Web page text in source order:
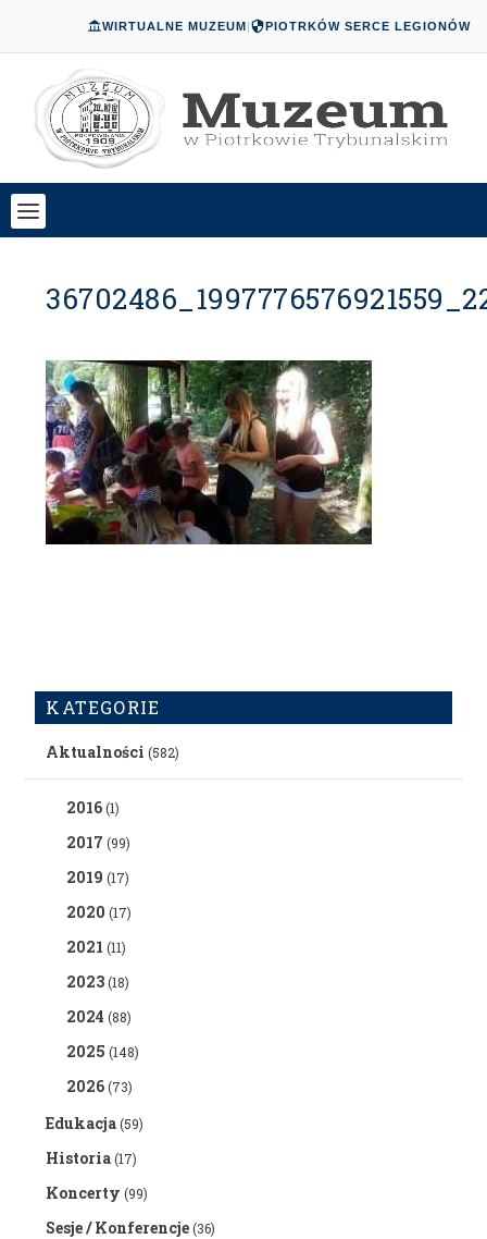
WIRTUALNE MUZEUM| PIOTRKÓW SERCE LEGIONÓW
KATEGORIE
Aktualności (582)
2016(1)
2017 (99)
2019 (17)
2020 (17)
2021 (11)
2023(18)
2024 (88)
2025 (148)
2026(73)
Edukacja(59)
Historia(17)
Koncerty (99)
Sesje / Konferencje(36)